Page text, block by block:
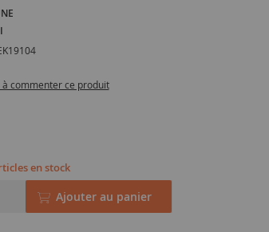
commenter ce produit
en stock
Ajouter au panier